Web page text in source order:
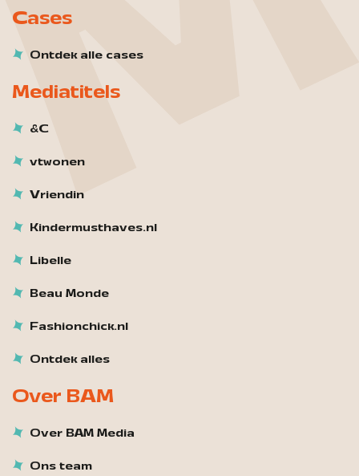
Cases
Ontdek alle cases
Mediatitels
&C
vtwonen
Vriendin
Kindermusthaves.nl
Libelle
Beau Monde
Fashionchick.nl
Ontdek alles
Over BAM
Over BAM Media
Ons team